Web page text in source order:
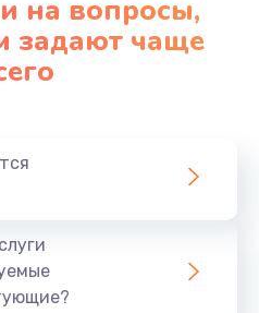
на вопросы,
задают чаще